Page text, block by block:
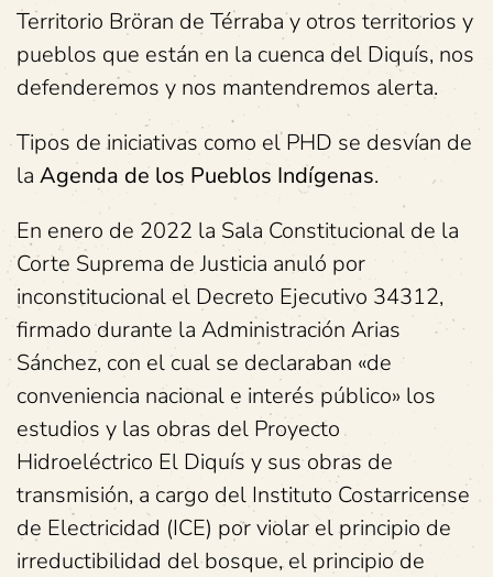
Territorio Bröran de Térraba y otros territorios y
pueblos que están en la cuenca del Diquís, nos
defenderemos y nos mantendremos alerta.
Tipos de iniciativas como el PHD se desvían de
la Agenda de los Pueblos Indígenas.
En enero de 2022 la Sala Constitucional de la
Corte Suprema de Justicia anuló por
inconstitucional el Decreto Ejecutivo 34312,
firmado durante la Administración Arias
Sánchez, con el cual se declaraban «de
conveniencia nacional e interés público» los
estudios y las obras del Proyecto
Hidroeléctrico El Diquís y sus obras de
transmisión, a cargo del Instituto Costarricense
de Electricidad (ICE) por violar el principio de
irreductibilidad del bosque, el principio de